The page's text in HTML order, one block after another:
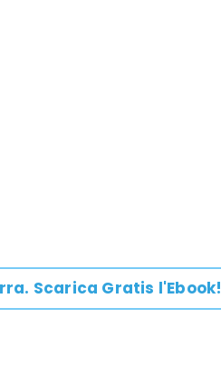
. Scarica Gratis l'Ebook!